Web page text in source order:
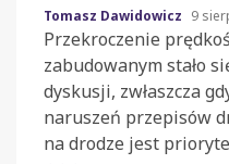
Tomasz Dawidowicz 9
Przekroczenie
zabudowanym stało
dyskusji, zwłaszcza
naruszeń przepisów
na drodze jest